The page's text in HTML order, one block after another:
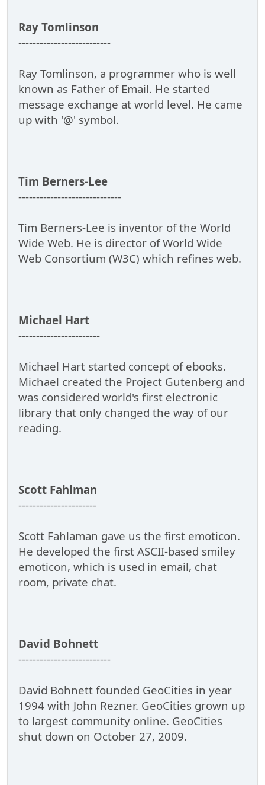
Ray Tomlinson
--------------------------
Ray Tomlinson, a programmer who is well
known as Father of Email. He started
message exchange at world level. He came
up with '@' symbol.
Tim Berners-Lee
-----------------------------
Tim Berners-Lee is inventor of the World
Wide Web. He is director of World Wide
Web Consortium (W3C) which refines web.
Michael Hart
-----------------------
Michael Hart started concept of ebooks.
Michael created the Project Gutenberg and
was considered world's first electronic
library that only changed the way of our
reading.
Scott Fahlman
----------------------
Scott Fahlaman gave us the first emoticon.
He developed the first ASCII-based smiley
emoticon, which is used in email, chat
room, private chat.
David Bohnett
--------------------------
David Bohnett founded GeoCities in year
1994 with John Rezner. GeoCities grown up
to largest community online. GeoCities
shut down on October 27, 2009.